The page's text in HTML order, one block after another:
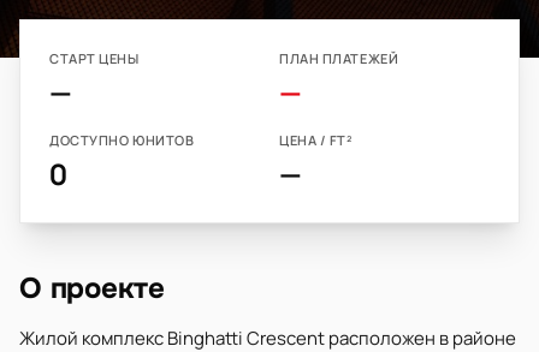
СТАРТ ЦЕНЫ
—
ПЛАН ПЛАТЕЖЕЙ
—
ДОСТУПНО ЮНИТОВ
0
ЦЕНА / FT²
—
О проекте
Жилой комплекс Binghatti Crescent расположен в районе